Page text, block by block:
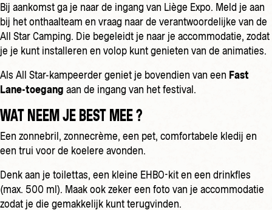
Bij aankomst ga je naar de ingang van Liège Expo. Meld je aan
bij het onthaalteam en vraag naar de verantwoordelijke van de
All Star Camping. Die begeleidt je naar je accommodatie, zodat
je je kunt installeren en volop kunt genieten van de animaties.
Als All Star-kampeerder geniet je bovendien van een Fast
Lane-toegang aan de ingang van het festival.
WAT NEEM JE BEST MEE ?
Een zonnebril, zonnecrème, een pet, comfortabele kledij en
een trui voor de koelere avonden.
Denk aan je toilettas, een kleine EHBO-kit en een drinkfles
(max. 500 ml). Maak ook zeker een foto van je accommodatie
zodat je die gemakkelijk kunt terugvinden.